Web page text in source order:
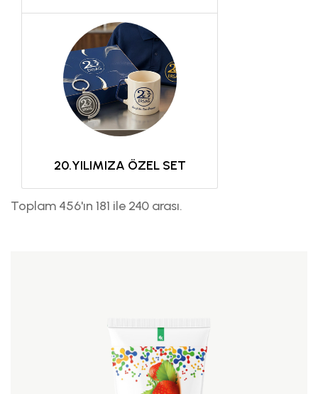
20.YILIMIZA ÖZEL SET
Toplam 456'ın 181 ile 240 arası.